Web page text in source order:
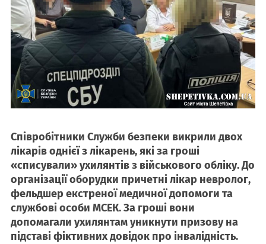
Співробітники Служби безпеки викрили двох
лікарів однієї з лікарень, які за гроші
«списували» ухилянтів з військового обліку. До
організації оборудки причетні лікар невролог,
фельдшер екстреної медичної допомоги та
службові особи МСЕК. За гроші вони
допомагали ухилянтам уникнути призову на
підставі фіктивних довідок про інвалідність.